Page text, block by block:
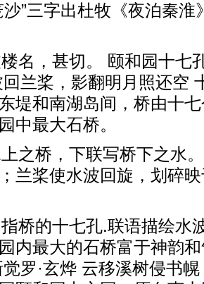
沙”三字出杜牧《夜泊秦淮
名，甚切。 颐和园十七
兰桨，影翻明月照还空
堤和南湖岛间，桥由十
中最大石桥。
上之桥，下联写桥下之水
兰桨使水波回旋，划碎
桥的十七孔.联语描绘水
内最大的石桥富于神韵
罗·玄烨 云移溪树侵书